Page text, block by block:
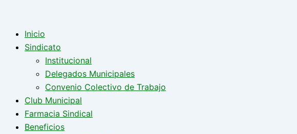
Inicio
Sindicato
Institucional
Delegados Municipales
Convenio Colectivo de Trabajo
Club Municipal
Farmacia Sindical
Beneficios